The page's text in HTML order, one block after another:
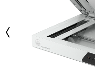
Suporte